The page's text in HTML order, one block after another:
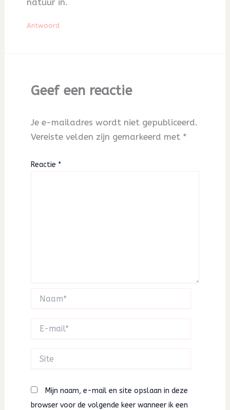
Antwoord
Geef een reactie
Je e-mailadres wordt niet gepubliceerd.
Vereiste velden zijn gemarkeerd met *
Reactie *
mail*
Mijn naam, e-mail en site opslaan in deze
browser voor de volgende keer wanneer ik een